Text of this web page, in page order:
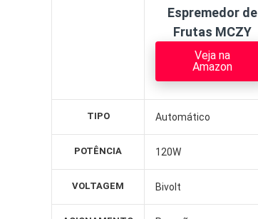
TIPO
POTÊNCIA
VOLTAGEM
Espremedor de
Frutas MCZY
Veja na
Amazon
Automático
120W
Bivolt